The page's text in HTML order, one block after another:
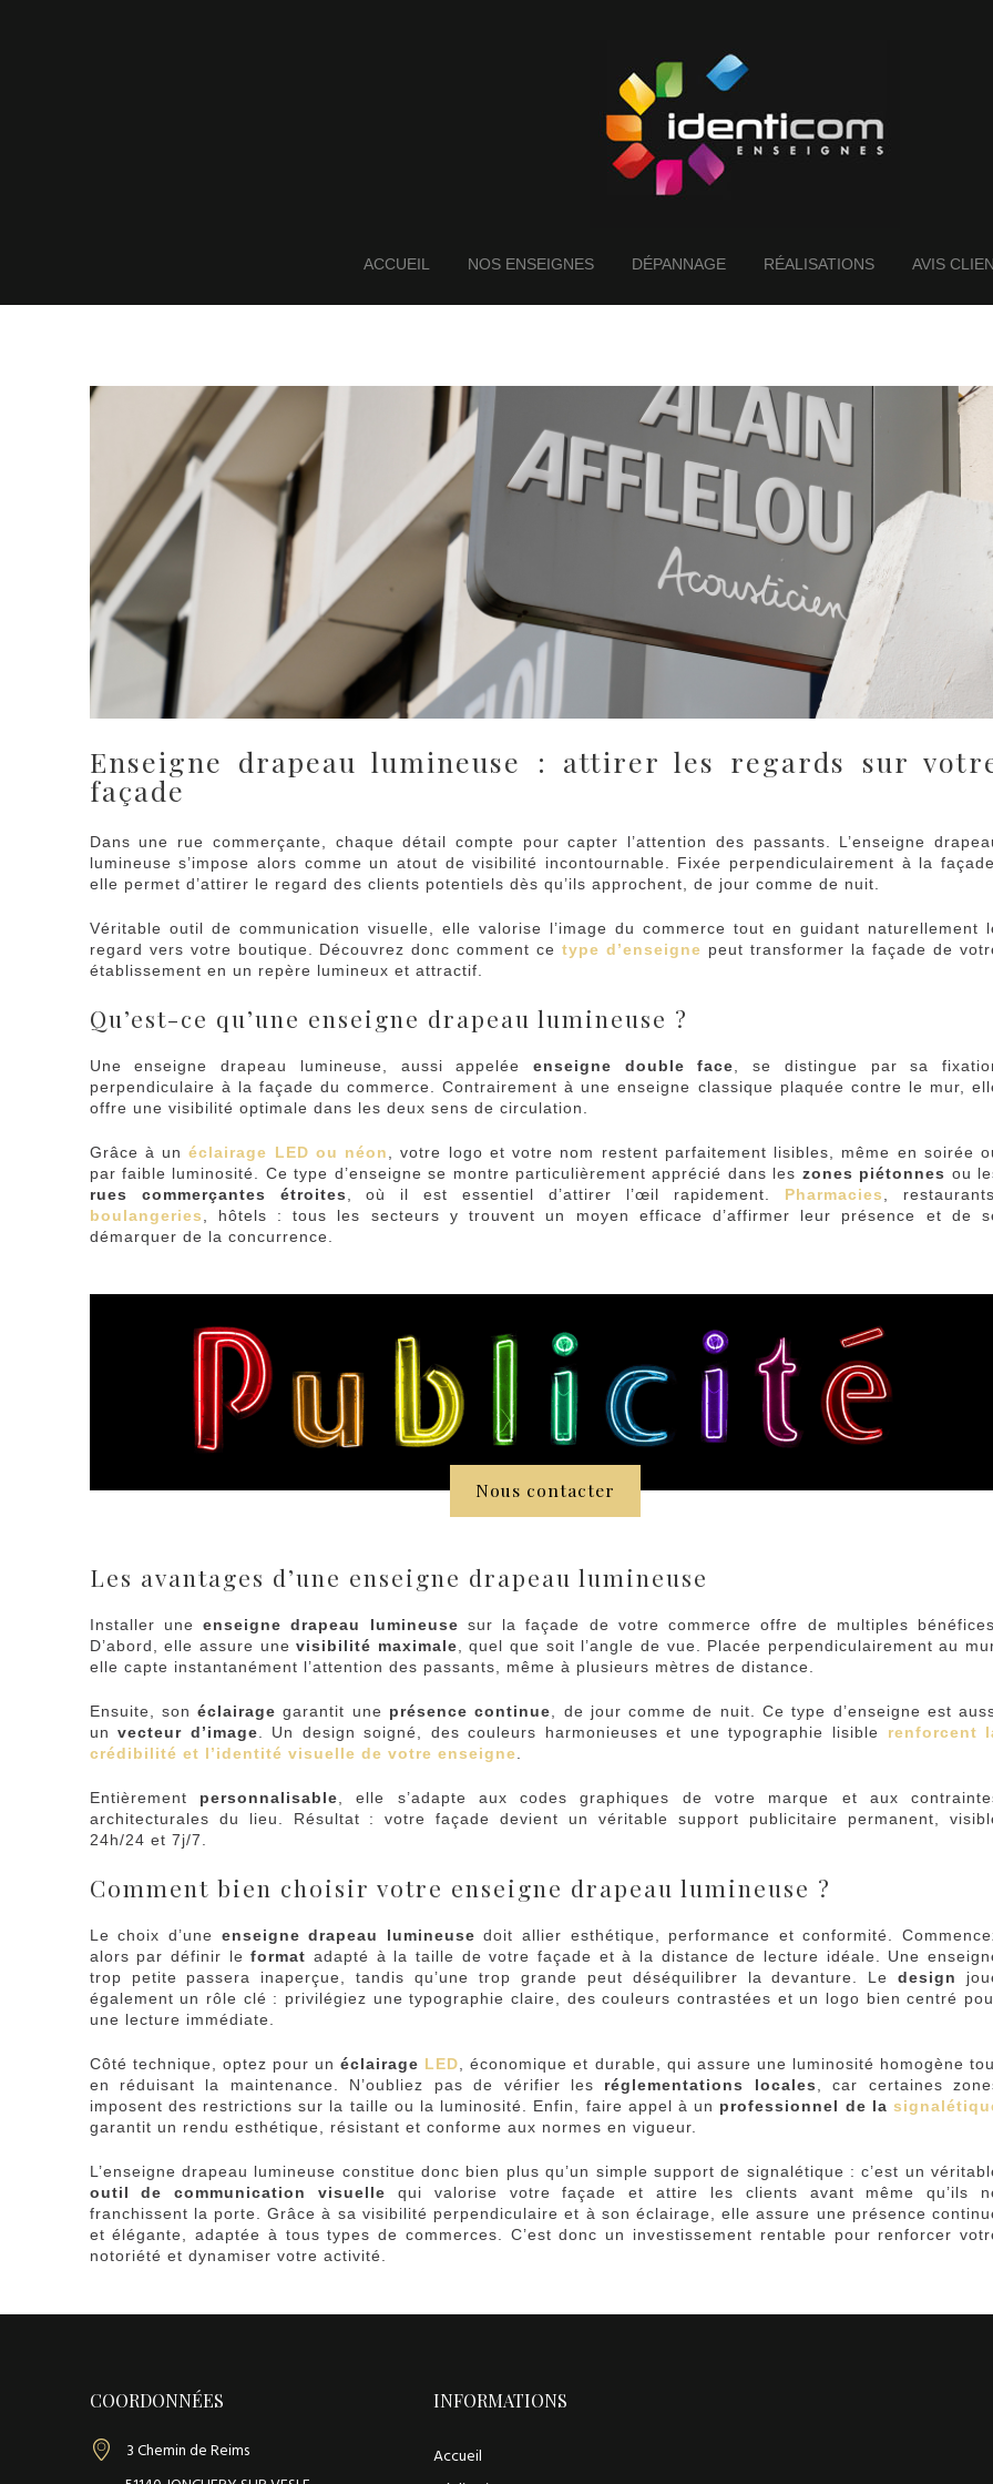
ACCUEIL NOS ENSEIGNES DÉPANNAGE RÉALISATIONS AVIS
Enseigne drapeau lumineuse : attirer les regards sur votre façade
Enseigne drapeau lumineuse : attirer les regards sur
façade
Dans une rue commerçante, chaque détail compte pour capter l’attention des passants. L’enseigne
lumineuse s’impose alors comme un atout de visibilité incontournable. Fixée perpendiculairement à la façade,
elle permet d’attirer le regard des clients potentiels dès qu’ils approchent, de jour comme de nuit.
Véritable outil de communication visuelle, elle valorise l’image du commerce tout en guidant naturellement
regard vers votre boutique. Découvrez donc comment cetype d’enseigne peut transformer la façade de
établissement en un repère lumineux et attractif.
Qu’est-ce qu’une enseigne drapeau lumineuse ?
Une enseigne drapeau lumineuse, aussi appelée enseigne double face , se distingue par sa
perpendiculaire à la façade du commerce. Contrairement à une enseigne classique plaquée contre le mur,
offre une visibilité optimale dans les deux sens de circulation.
Grâce à unéclairage LED ou néon
, votre logo et votre nom restent parfaitement lisibles, même en soirée
par faible luminosité. Ce type d’enseigne se montre particulièrement apprécié dans les zones piétonnes ou
rues commerçantes étroites , où il est essentiel d’attirer l’œil rapidement. Pharmacies
, restaurants,
boulangeries
, hôtels : tous les secteurs y trouvent un moyen efficace d’affirmer leur présence et de
démarquer de la concurrence.
Nous contacter
Les avantages d’une enseigne drapeau lumineuse
Installer uneenseigne drapeau lumineuse sur la façade de votre commerce offre de multiples bénéfices.
D’abord, elle assure unevisibilité maximale , quel que soit l’angle de vue. Placée perpendiculairement au
elle capte instantanément l’attention des passants, même à plusieurs mètres de distance.
Ensuite, sonéclairagegarantit une présence continue , de jour comme de nuit. Ce type d’enseigne est
unvecteur d’image . Un design soigné, des couleurs harmonieuses et une typographie lisible renforcent
crédibilité et l’identité visuelle de votre enseigne
Entièrement personnalisable , elle s’adapte aux codes graphiques de votre marque et aux
architecturales du lieu. Résultat : votre façade devient un véritable support publicitaire permanent,
24h/24 et 7j/7.
Comment bien choisir votre enseigne drapeau lumineuse ?
Le choix d’une enseigne drapeau lumineuse doit allier esthétique, performance et conformité.
alors par définir leformat adapté à la taille de votre façade et à la distance de lecture idéale. Une
trop petite passera inaperçue, tandis qu’une trop grande peut déséquilibrer la devanture. Ledesign
également un rôle clé : privilégiez une typographie claire, des couleurs contrastées et un logo bien centré
une lecture immédiate.
Côté technique, optez pour unéclairage LED , économique et durable, qui assure une luminosité homogène
en réduisant la maintenance. N’oubliez pas de vérifier les réglementations locales
, car certaines
imposent des restrictions sur la taille ou la luminosité. Enfin, faire appel à un professionnel de la
garantit un rendu esthétique, résistant et conforme aux normes en vigueur.
L’enseigne drapeau lumineuse constitue donc bien plus qu’un simple support de signalétique : c’est un
outil de communication visuelle qui valorise votre façade et attire les clients avant même qu’ils
franchissent la porte. Grâce à sa visibilité perpendiculaire et à son éclairage, elle assure une présence
et élégante, adaptée à tous types de commerces. C’est donc un investissement rentable pour renforcer
notoriété et dynamiser votre activité.
n
i
n
e
COORDONNÉES
3 Chemin de Reims
INFORMATIONS
Accueil